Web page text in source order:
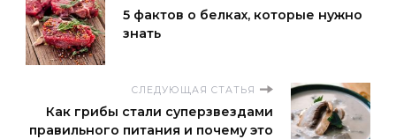
5 фактов о белках, которые нужно
знать
СЛЕДУЮЩАЯ СТАТЬЯ
Как грибы стали суперзвездами
правильного питания и почему это